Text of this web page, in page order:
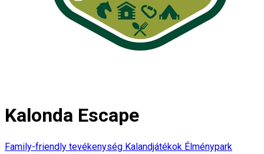
Kalonda Escape
Family-friendly tevékenység Kalandjátékok Élménypark